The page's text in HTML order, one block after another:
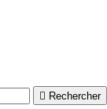
 Rechercher